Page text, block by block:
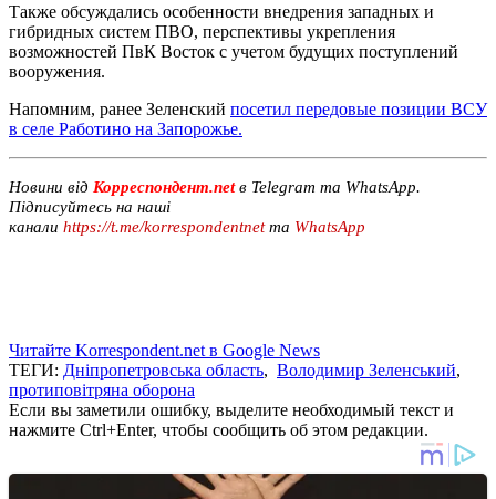
Также обсуждались особенности внедрения западных и
гибридных систем ПВО, перспективы укрепления
возможностей ПвК Восток с учетом будущих поступлений
вооружения.
Напомним, ранее Зеленский посетил передовые позиции ВСУ
в селе Работино на Запорожье.
Новини від Корреспондент.netв Telegram та WhatsApp.
Підписуйтесь на наші
канали https://t.me/korrespondentnetта WhatsApp
Читайте Korrespondent.net в Google News
ТЕГИ: Дніпропетровська область, Володимир Зеленський,
протиповітряна оборона
Если вы заметили ошибку, выделите необходимый текст и
нажмите Ctrl+Enter, чтобы сообщить об этом редакции.